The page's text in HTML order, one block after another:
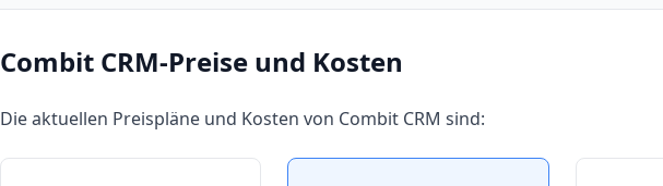
Combit CRM-Preise und Kosten
Die aktuellen Preispläne und Kosten von Combit CRM sind: